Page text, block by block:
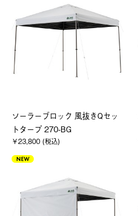
ソーラーブロック 風抜きQセッ
トタープ 270-BG
￥23,800 (税込)
NEW